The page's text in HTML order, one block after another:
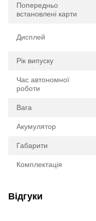
Попередньо
встановлені карти
Дисплей
Рік випуску
Час автономної
роботи
Вага
Акумулятор
Габарити
Комплектація
Відгуки